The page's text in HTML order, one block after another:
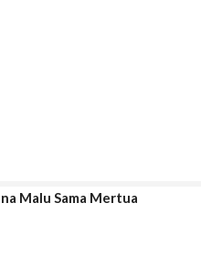
Malu Sama Mertua